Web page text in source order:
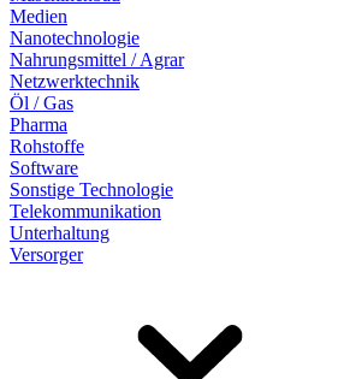
Medien
Nanotechnologie
Nahrungsmittel / Agrar
Netzwerktechnik
Öl / Gas
Pharma
Rohstoffe
Software
Sonstige Technologie
Telekommunikation
Unterhaltung
Versorger